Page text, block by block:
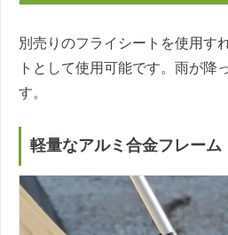
別売りのフライシートを使用す
トとして使用可能です。雨が降
す。
軽量なアルミ合金フレーム